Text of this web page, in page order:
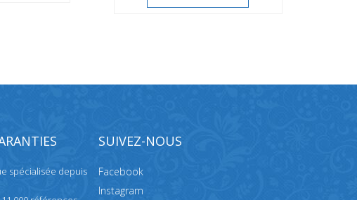
spécialisée depuis
SUIVEZ-NOUS
Facebook
Instagram